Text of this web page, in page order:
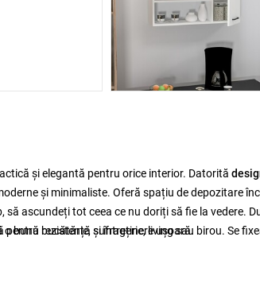
și elegantă pentru orice interior. Datorită
și minimaliste. Oferă spațiu de depozitare
ascundeți tot ceea ce nu doriți să fie la vedere.
o bună rezistență și întreținere ușoară.
pentru bucătărie, sufragerie, living sau birou. Se